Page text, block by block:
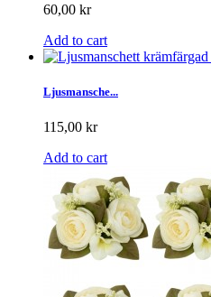
60,00 kr
Add to cart
Ljusmansche...
115,00 kr
Add to cart